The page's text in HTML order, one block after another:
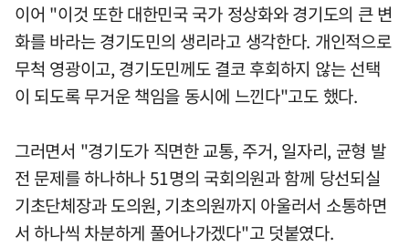
이어 "이것 또한 대한민국 국가 정상화와 경기도의 큰 변
화를 바라는 경기도민의 생리라고 생각한다. 개인적으로
무척 영광이고, 경기도민께도 결코 후회하지 않는 선택
이 되도록 무거운 책임을 동시에 느낀다"고도 했다.
그러면서 "경기도가 직면한 교통, 주거, 일자리, 균형 발
전 문제를 하나하나 51명의 국회의원과 함께 당선되실
기초단체장과 도의원, 기초의원까지 아울러서 소통하면
서 하나씩 차분하게 풀어나가겠다"고 덧붙였다.